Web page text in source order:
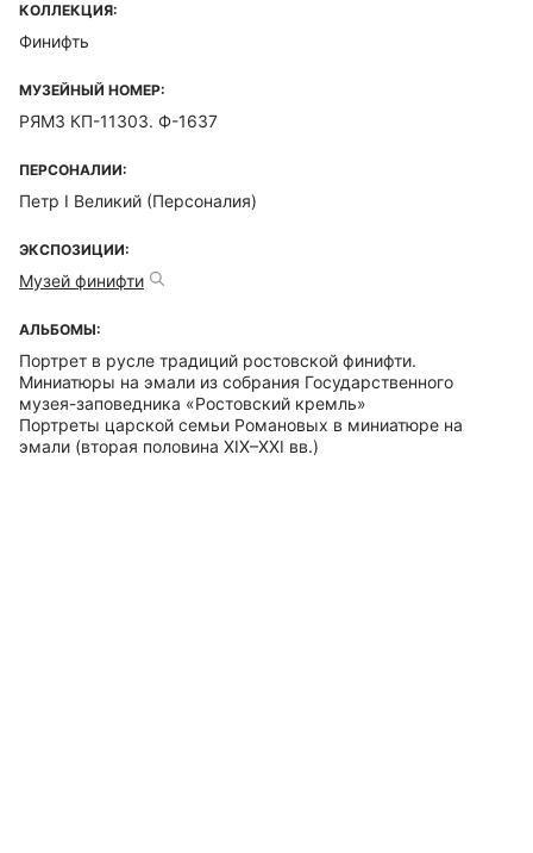
КОЛЛЕКЦИЯ:
Финифть
МУЗЕЙНЫЙ НОМЕР:
РЯМЗ КП-11303. Ф-1637
ПЕРСОНАЛИИ:
Петр I Великий (Персоналия)
ЭКСПОЗИЦИИ:
Музей финифти
АЛЬБОМЫ:
Портрет в русле традиций ростовской финифти.
Миниатюры на эмали из собрания Государственного
музея-заповедника «Ростовский кремль»
Портреты царской семьи Романовых в миниатюре на
эмали (вторая половина XIX–XXI вв.)